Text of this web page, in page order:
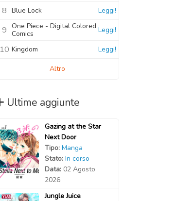
8 Blue Lock Leggi!
9 One Piece - Digital Colored
Comics
Leggi!
10 Kingdom Leggi!
Altro
Ultime aggiunte
Gazing at the Star
Next Door
Tipo: Manga
Stato: In corso
Data: 02 Agosto
2026
Jungle Juice